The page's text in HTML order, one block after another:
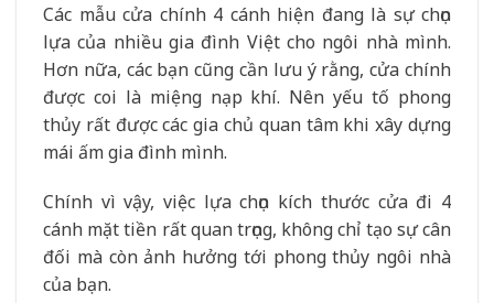
Các mẫu cửa chính 4 cánh hiện đang là sự chọn
lựa của nhiều gia đình Việt cho ngôi nhà mình.
Hơn nữa, các bạn cũng cần lưu ý rằng, cửa chính
được coi là miệng nạp khí. Nên yếu tố phong
thủy rất được các gia chủ quan tâm khi xây dựng
mái ấm gia đình mình.
Chính vì vậy, việc lựa chọn kích thước cửa đi 4
cánh mặt tiền rất quan trọng, không chỉ tạo sự cân
đối mà còn ảnh hưởng tới phong thủy ngôi nhà
của bạn.